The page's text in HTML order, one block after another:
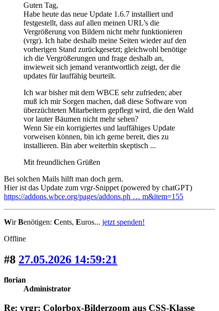
Guten Tag,
Habe heute das neue Update 1.6.7 installiert und
festgestellt, dass auf allen meinen URL’s die
Vergrößerung von Bildern nicht mehr funktionieren
(vrgr). Ich habe deshalb meine Seiten wieder auf den
vorherigen Stand zurückgesetzt; gleichwohl benötige
ich die Vergrößerungen und frage deshalb an,
inwieweit sich jemand verantwortlich zeigt, der die
updates für lauffähig beurteilt.
Ich war bisher mit dem WBCE sehr zufrieden; aber
muß ich mir Sorgen machen, daß diese Software von
überzüchteten Mitarbeitern gepflegt wird, die den Wald
vor lauter Bäumen nicht mehr sehen?
Wenn Sie ein korrigiertes und lauffähiges Update
vorweisen können, bin ich gerne bereit, dies zu
installieren. Bin aber weiterhin skeptisch ...
Mit freundlichen Grüßen
Bei solchen Mails hilft man doch gern.
Hier ist das Update zum vrgr-Snippet (powered by chatGPT)
https://addons.wbce.org/pages/addons.ph … m&item=155
WirBenötigen: Cents, Euros... jetzt spenden!
Offline
#8 27.05.2026 14:59:21
florian
Administrator
Re: vrgr: Colorbox-Bilderzoom aus CSS-Klasse